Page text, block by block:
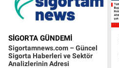
SIGORTA GÜNDEMI
Sigortamnews.com – Güncel
Sigorta Haberleri ve Sektör
Analizlerinin Adresi